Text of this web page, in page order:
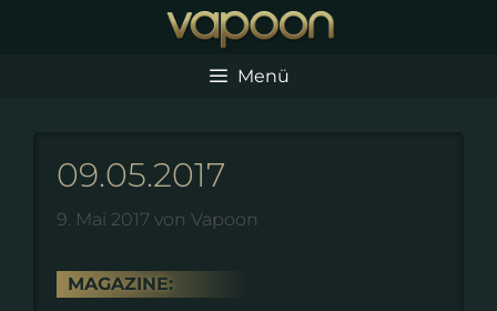
Menü
09.05.2017
9. Mai 2017 von Vapoon
MAGAZINE: